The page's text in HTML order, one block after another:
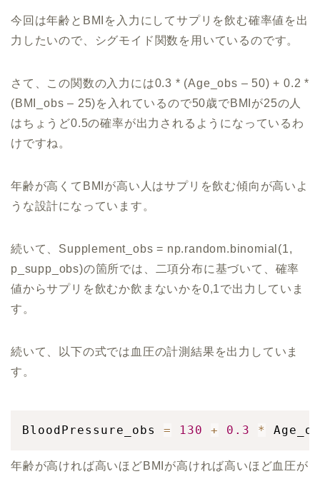
今回は年齢とBMIを入力にしてサプリを飲む確率値を出
力したいので、シグモイド関数を用いているのです。
さて、この関数の入力には0.3 * (Age_obs – 50) + 0.2 *
(BMI_obs – 25)を入れているので50歳でBMIが25の人
はちょうど0.5の確率が出力されるようになっているわ
けですね。
年齢が高くてBMIが高い人はサプリを飲む傾向が高いよ
うな設計になっています。
続いて、Supplement_obs = np.random.binomial(1,
p_supp_obs)の箇所では、二項分布に基づいて、確率
値からサプリを飲むか飲まないかを0,1で出力していま
す。
続いて、以下の式では血圧の計測結果を出力していま
す。
BloodPressure_obs = 130 + 0.3 *
年齢が高ければ高いほどBMIが高ければ高いほど血圧が